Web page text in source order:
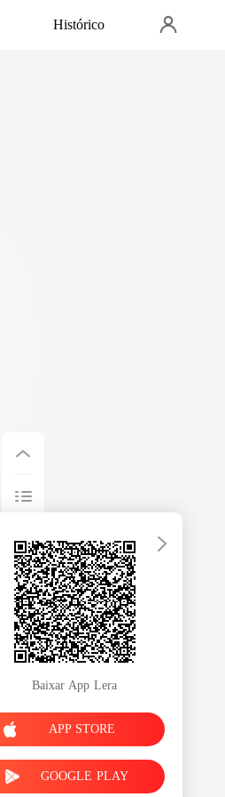
Histórico
Baixar App Lera
APP STORE
GOOGLE PLAY